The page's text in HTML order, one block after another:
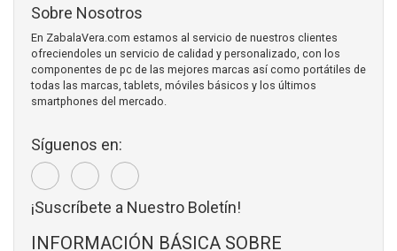
Sobre Nosotros
En ZabalaVera.com estamos al servicio de nuestros clientes
ofreciendoles un servicio de calidad y personalizado, con los
componentes de pc de las mejores marcas así como portátiles de
todas las marcas, tablets, móviles básicos y los últimos
smartphones del mercado.
Síguenos en:
¡Suscríbete a Nuestro Boletín!
INFORMACIÓN BÁSICA SOBRE